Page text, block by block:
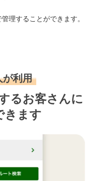
理することができます。
が利用
るお客さんに
きます